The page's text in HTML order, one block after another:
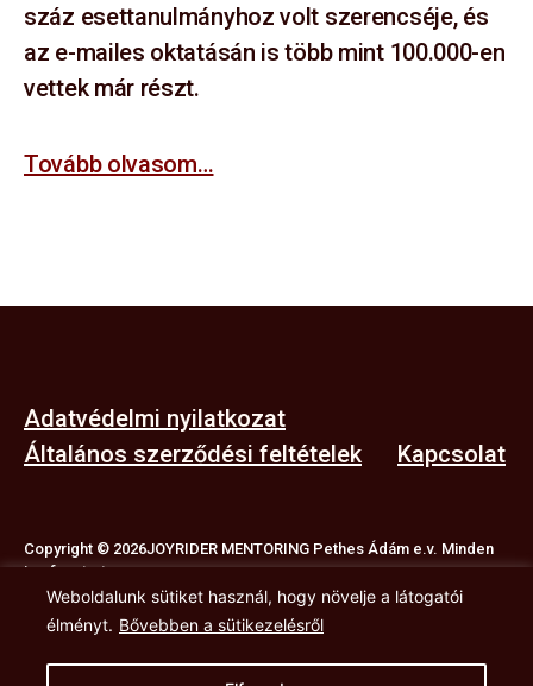
Weboldalunk sütiket használ, hogy növelje a látogatói
élményt. Bővebben a sütikezelésről
száz esettanulmányhoz volt szerencséje, és
az e-mailes oktatásán is több mint 100.000-en
vettek már részt.
Tovább olvasom…
Adatvédelmi nyilatkozat
Általános szerződési feltételek
Kapcsolat
Copyright © 2026JOYRIDER MENTORING Pethes Ádám e.v. Minden
jog fenntartva.
Székhely: 2161 Csomád Levente u. 14/A.|
Nyilvántartási szám:
50961948 Adószám: 67928147-1-33